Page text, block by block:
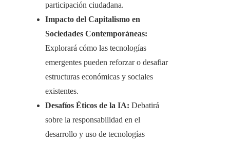
participación ciudadana.​
Impacto del Capitalismo en
Sociedades Contemporáneas:
Explorará cómo las tecnologías
emergentes pueden reforzar o desafiar
estructuras económicas y sociales
existentes.​
Desafíos Éticos de la IA: Debatirá
sobre la responsabilidad en el
desarrollo y uso de tecnologías